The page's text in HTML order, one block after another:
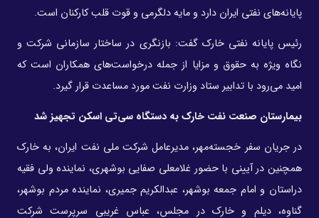
پایانه‌های نفتی ایران دارد و مایه دلگرمی و قوت قلب کارکنان است.
رئیس پایانه نفتی خارک گفت: بازنگری در ساختار سازمانی شرکت و
نگاه ویژه به حقوق و مزایا از جمله درخواست‌های همکاران است که
امید می‌رود با تدابیر ستاد وزارت نفت مورد مساعدت قرار گیرد.
بیمارستان صنعت نفت خارک به دستگاه سی‌تی اسکن تجهیز شد
در جریان سفر خجسته‌مهر، مدیرعامل شرکت ملی نفت ایران، به خارک
همچنین در آیینی با حضور غلامعلی صفایی بوشهری، نماینده ولی فقیه
دراستان و امام جمعه بوشهر، عبدالکریم جمیری، نماینده مردم بوشهر،
گناوه، دیلم و خارک در مجلس، عباس غریبی سرپرست شرکت